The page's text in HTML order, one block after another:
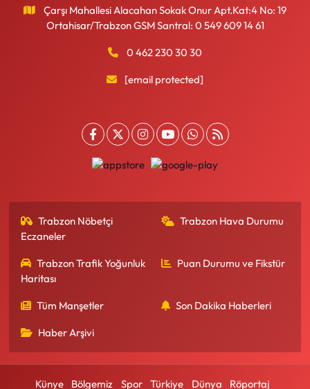
Çarşı Mahallesi Alacahan Sokak Onur Apt.Kat:4 No: 19
Ortahisar/Trabzon GSM Santral: 0 549 609 14 61
0 462 230 30 30
[email protected]
Trabzon Nöbetçi
Eczaneler
Trabzon Hava Durumu
Trabzon Trafik Yoğunluk
Haritası
Puan Durumu ve Fikstür
Tüm Manşetler Son Dakika Haberleri
Haber Arşivi
Künye Bölgemiz Spor Türkiye Dünya Röportaj